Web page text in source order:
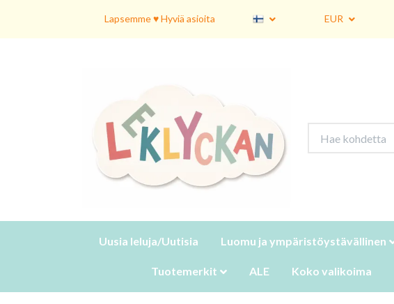
Lapsemme ♥ Hyviä asioita EUR
Uusia leluja/Uutisia Luomu ja ympäristöystävällinen
Tuotemerkit ALE Koko valikoima